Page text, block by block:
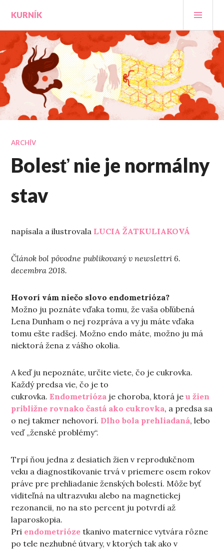
obsah
KURNÍK
ARCHÍV
Bolesť nie je normálny
stav
napísala a ilustrovala LUCIA ŽATKULIAKOVÁ
Článok bol pôvodne publikovaný v newslettri 6.
decembra 2018.
Hovorí vám niečo slovo endometrióza?
Možno ju poznáte vďaka tomu, že vaša obľúbená
Lena Dunham o nej rozpráva a vy ju máte vďaka
tomu ešte radšej. Možno endo máte, možno ju má
niektorá žena z vášho okolia.
A keď ju nepoznáte, určite viete, čo je cukrovka.
Každý predsa vie, čo je to
cukrovka. Endometrióza je choroba, ktorá jeu žien
približne rovnako častá ako cukrovka, a predsa sa
o nej takmer nehovorí. Dlho bola prehliadaná, lebo
veď „ženské problémy“.
Trpí ňou jedna z desiatich žien v reprodukčnom
veku a diagnostikovanie trvá v priemere osem rokov
práve pre prehliadanie ženských bolestí. Môže byť
viditeľná na ultrazvuku alebo na magnetickej
rezonancii, no na sto percent ju potvrdí až
laparoskopia.
Pri endometrióze tkanivo maternice vytvára rôzne
po tele nezhubné útvary, v ktorých tak ako v